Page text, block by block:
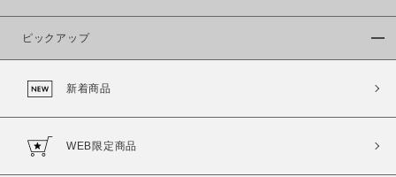
カラー
ピックアップ
新着商品
WEB限定商品